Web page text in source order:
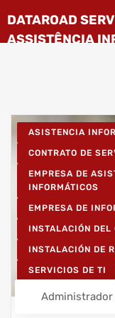
ASISTENCIA
CONTRATO DE
EMPRESA DE
INFORMÁTICOS
EMPRESA DE
INSTALACIÓN DEL
INSTALACIÓN DE
SERVICIOS DE TI
Administrador